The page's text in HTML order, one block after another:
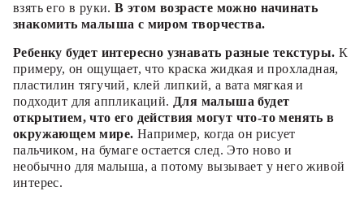
взять его в руки.В этом возрасте можно начинать
знакомить малыша с миром творчества.
Ребенку будет интересно узнавать разные текстуры. К
примеру, он ощущает, что краска жидкая и прохладная,
пластилин тягучий, клей липкий, а вата мягкая и
подходит для аппликаций. Для малыша будет
открытием, что его действия могут что-то менять в
окружающем мире. Например, когда он рисует
пальчиком, на бумаге остается след. Это ново и
необычно для малыша, а потому вызывает у него живой
интерес.